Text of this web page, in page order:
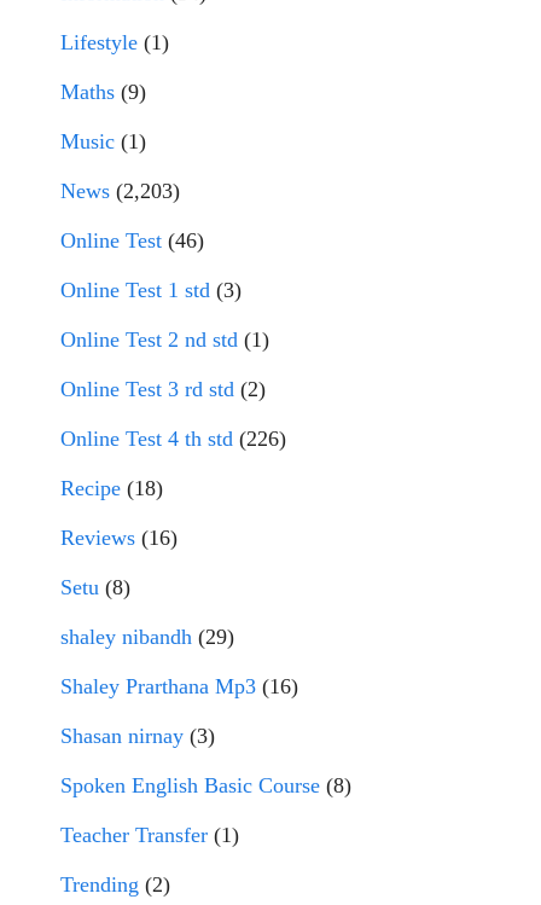
Lifestyle (1)
Maths (9)
Music (1)
News (2,203)
Online Test (46)
Online Test 1 std (3)
Online Test 2 nd std (1)
Online Test 3 rd std (2)
Online Test 4 th std (226)
Recipe (18)
Reviews (16)
Setu (8)
shaley nibandh (29)
Shaley Prarthana Mp3 (16)
Shasan nirnay (3)
Spoken English Basic Course (8)
Teacher Transfer (1)
Trending (2)